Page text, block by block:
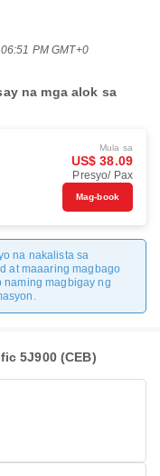
PM GMT+0
na mga alok sa
Mula sa
US$ 38.09
Presyo/ Pax
Mag-book
na nakalista sa
at maaaring magbago
magbigay ng
5J900 (CEB)